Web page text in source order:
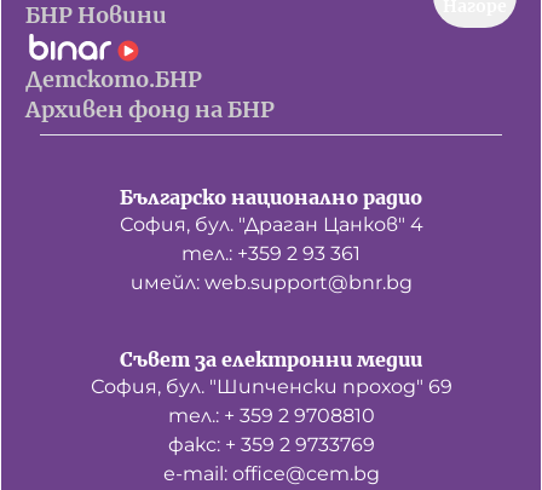
БНР Новини
Детското.БНР
Архивен фонд на БНР
Българско национално радио
София, бул. "Драган Цанков" 4
тел.: +359 2 93 361
имейл: web.support@bnr.bg
Съвет за електронни медии
София, бул. "Шипченски проход" 69
тел.: + 359 2 9708810
факс: + 359 2 9733769
е-mail: office@cem.bg